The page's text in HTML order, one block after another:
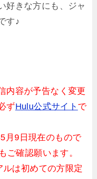
好きな方にも、ジャ
す♪
内容が予告なく変更
ずHulu公式サイト で
月9日現在のもので
ご確認願います。
は初めての方限定